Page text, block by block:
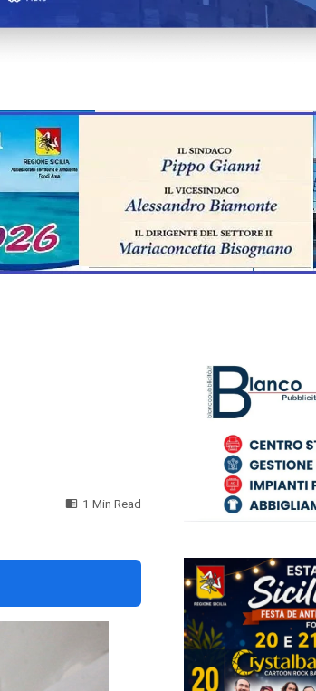
1 Min Read